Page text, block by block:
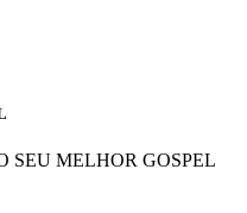
SEU MELHOR GOSPEL